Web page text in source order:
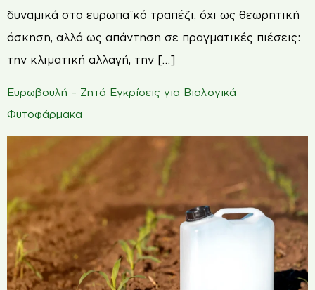
δυναμικά στο ευρωπαϊκό τραπέζι, όχι ως θεωρητική
άσκηση, αλλά ως απάντηση σε πραγματικές πιέσεις:
την κλιματική αλλαγή, την […]
Ευρωβουλή – Ζητά Εγκρίσεις για Βιολογικά
Φυτοφάρμακα